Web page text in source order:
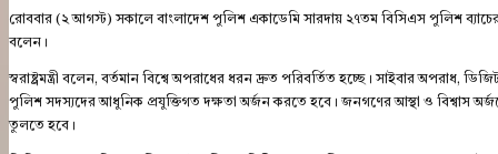
রোববার (২ আগস্ট) সকালে বাংলাদেশ পুলিশ একাডেমি সারদায় ২৭তম বিসিএস পুলিশ
বলেন।
স্বরাষ্ট্রমন্ত্রী বলেন, বর্তমান বিশ্বে অপরাধের ধরন দ্রুত পরিবর্তিত হচ্ছে। সাইবার অপরাধ,
পুলিশ সদস্যদের আধুনিক প্রযুক্তিগত দক্ষতা অর্জন করতে হবে। জনগণের আস্থা ও বিশ্বাস
তুলতে হবে।